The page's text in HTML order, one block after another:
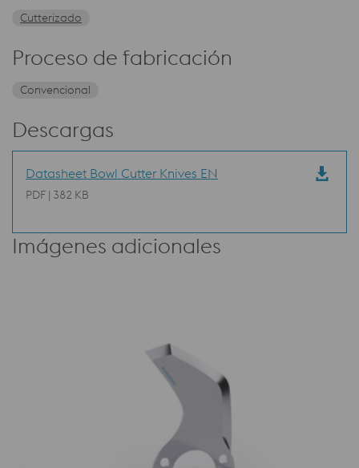
Cutterizado
Proceso de fabricación
Convencional
Descargas
Datasheet Bowl Cutter Knives EN
PDF | 382 KB
Imágenes adicionales